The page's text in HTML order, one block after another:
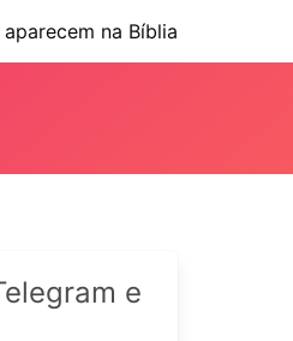
na Bíblia
e